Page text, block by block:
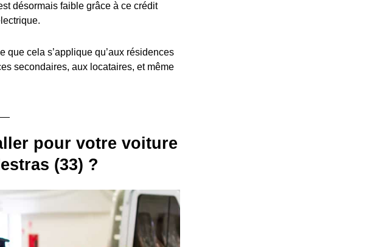
désormais faible grâce à ce crédit
cela s’applique qu’aux résidences
secondaires, aux locataires, et même
pour votre voiture
(33) ?